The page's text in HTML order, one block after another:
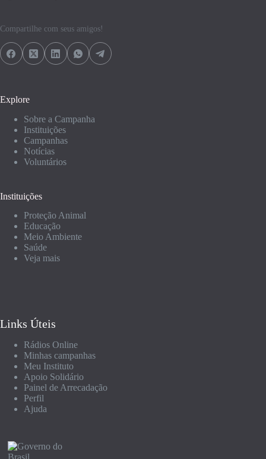
Compartilhe com seus amigos!
Explore
Sobre a Campanha
Instituições
Campanhas
Notícias
Voluntários
Instituições
Proteção Animal
Educação
Meio Ambiente
Saúde
Veja mais
Links Úteis
Rádios Online
Minhas campanhas
Meu Instituto
Apoio Solidário
Painel de Arrecadação
Perfil
Ajuda